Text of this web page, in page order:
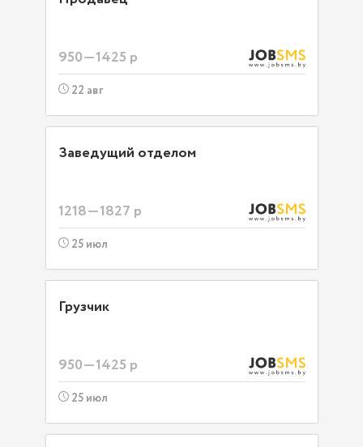
950—1425 р
22 авг
Заведущий отделом
1218—1827 р
25 июл
Грузчик
950—1425 р
25 июл